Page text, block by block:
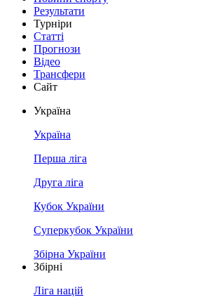
Результати
Турніри
Статті
Прогнози
Відео
Трансфери
Сайт
Україна
Україна
Перша ліга
Друга ліга
Кубок України
Суперкубок України
Збірна України
Збірні
Ліга націй